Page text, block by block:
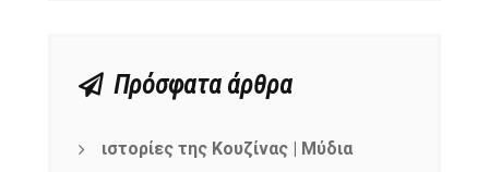
Πρόσφατα άρθρα
ιστορίες της Κουζίνας | Μύδια